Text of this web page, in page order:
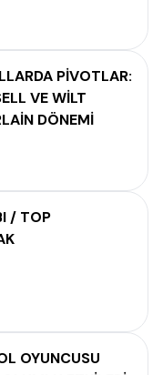
PİVOTLAR:
VE WİLT
DÖNEMİ
/ TOP
OYUNCUSU